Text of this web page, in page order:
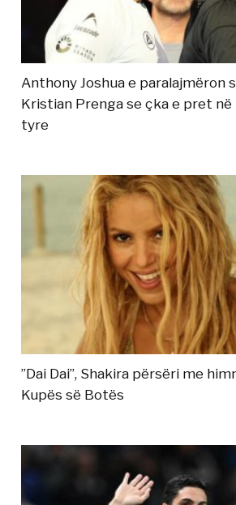
Anthony Joshua e paralajmëron
Kristian Prenga se çka e pret
tyre
”Dai Dai”, Shakira përsëri me
Kupës së Botës